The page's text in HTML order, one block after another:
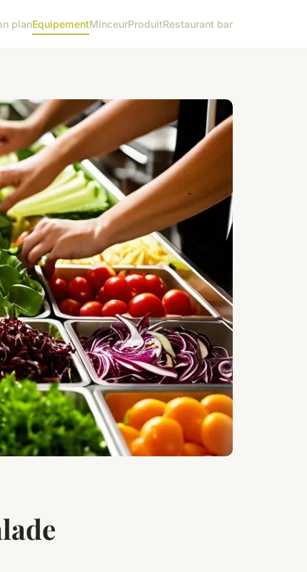
planEquipementMinceurProduitRestaurant bar